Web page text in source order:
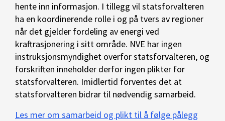
hente inn informasjon. I tillegg vil statsforvalteren
ha en koordinerende rolle i og på tvers av regioner
når det gjelder fordeling av energi ved
kraftrasjonering i sitt område. NVE har ingen
instruksjonsmyndighet overfor statsforvalteren, og
forskriften inneholder derfor ingen plikter for
statsforvalteren. Imidlertid forventes det at
statsforvalteren bidrar til nødvendig samarbeid.
Les mer om samarbeid og plikt til å følge pålegg